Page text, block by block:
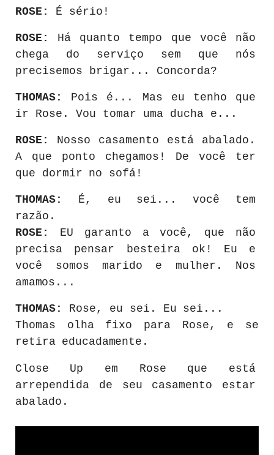
ROSE: É sério!
ROSE: Há quanto tempo que você
não
chega
do serviço sem que
nós
precisemos
brigar... Concorda?
THOMAS:
Pois é... Mas eu tenho que
ir Rose. Vou tomar uma ducha e...
ROSE: Nosso casamento está
abalado.
A
que ponto chegamos! De você
ter
que
dormir no sofá!
THOMAS:
É, eu sei... você tem
razão.
ROSE:
EU garanto a você, que
não
precisa
pensar besteira ok! Eu
e
você somos
marido e mulher.
Nos
amamos...
THOMAS: Rose, eu sei. Eu sei...
Thomas
olha fixo para Rose, e
se
retira educadamente.
Close Up em Rose que
está
arrependida
de seu casamento
estar
abalado.